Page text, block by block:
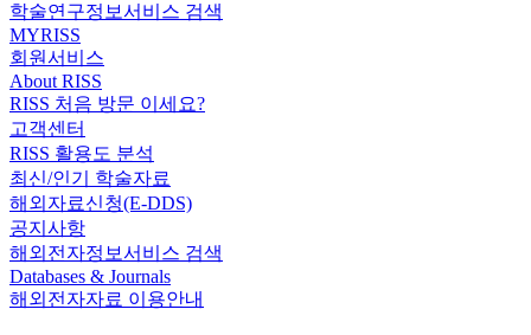
학술연구정보서비스 검색
MYRISS
회원서비스
About RISS
RISS 처음 방문 이세요?
고객센터
RISS 활용도 분석
최신/인기 학술자료
해외자료신청(E-DDS)
공지사항
해외전자정보서비스 검색
Databases & Journals
해외전자자료 이용안내